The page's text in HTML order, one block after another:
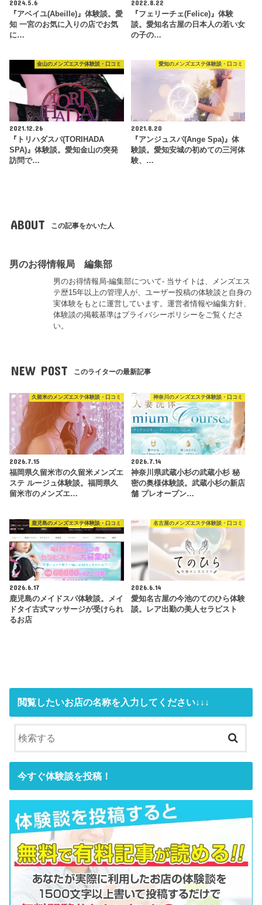
2024.5.6
『アベイユ(Abeille)』体験談。愛
知 一宮のお気に入りの店でお気
に…
2022.8.22
『フェリーチェ(Felice)』体験
談。愛知名古屋の日本人の若い女
の子の…
金山のメンズエステ体験談・口コミ
2021.12.26
『トリハダスパ(TORIHADA
SPA)』体験談。愛知金山の突発
訪問で…
愛知のメンズエステ体験談・口コミ
2021.8.20
『アンジュスパ(Ange Spa)』体
験談。愛知安城の初めての三河体
験、…
ABOUT この記事をかいた人
男のお得情報局 編集部
男のお得情報局-編集部について- 当サイトは、メンズエス
テ歴15年以上の管理人が、ユーザー投稿の体験談と自身の
実体験をもとに運営しています。運営者情報や編集方針、
体験談の掲載基準はプライバシーポリシーをご覧くださ
い。
NEW POST このライターの最新記事
久留米のメンズエステ体験談・口コミ
2026.7.15
福岡県久留米市の久留米メンズエ
ステ ルージュ体験談。福岡県久
留米市のメンズエ…
神奈川のメンズエステ体験談・口コミ
2026.7.14
神奈川県武蔵小杉の武蔵小杉 秘
密の奥様体験談。武蔵小杉の新店
舗 プレオープン…
鹿児島のメンズエステ体験談・口コミ
2026.6.17
鹿児島のメイドスパ体験談。メイ
ドタイ古式マッサージが受けられ
るお店
名古屋のメンズエステ体験談・口コミ
2026.6.14
愛知名古屋の今池のてのひら体験
談。レア出勤の美人セラピスト
閲覧したいお店の名称を入力してください↓↓↓
今すぐ体験談を投稿！